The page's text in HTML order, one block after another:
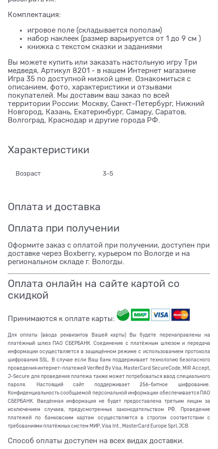
Комплектация:
игровое поле (складывается пополам)
набор наклеек (размер варьируется от 1 до 9 см )
книжка с текстом сказки и заданиями
Вы можете купить или заказать настольную игру Три
медведя, Артикул 8201 - в нашем Интернет магазине
Игра 35 по доступной низкой цене. Ознакомиться с
описанием, фото, характеристики и отзывами
покупателей. Мы доставим ваш заказ по всей
территории России: Москву, Санкт-Петербург, Нижний
Новгород, Казань, Екатеринбург, Самару, Саратов,
Волгоград, Краснодар и другие города РФ.
Характеристики
Возраст 3-5
Оплата и доставка
Оплата при получении
Оформите заказ с оплатой при получении, доступен при
доставке через Boxberry, курьером по Вологде и на
региональном складе г. Вологды.
Оплата онлайн на сайте картой со
скидкой
Принимаются к оплате карты:
Для оплаты (ввода реквизитов Вашей карты) Вы будете перенаправлены на
платёжный шлюз ПАО СБЕРБАНК. Соединение с платёжным шлюзом и передача
информации осуществляется в защищённом режиме с использованием протокола
шифрования SSL. В случае если Ваш банк поддерживает технологию безопасного
проведения интернет-платежей Verified By Visa, MasterCard SecureCode, MIR Accept,
J-Secure для проведения платежа также может потребоваться ввод специального
пароля. Настоящий сайт поддерживает 256-битное шифрование.
Конфиденциальность сообщаемой персональной информации обеспечивается ПАО
СБЕРБАНК. Введённая информация не будет предоставлена третьим лицам за
исключением случаев, предусмотренных законодательством РФ. Проведение
платежей по банковским картам осуществляется в строгом соответствии с
требованиями платёжных систем МИР, Visa Int., MasterCard Europe Sprl, JCB.
Способ оплаты доступен на всех видах доставки.